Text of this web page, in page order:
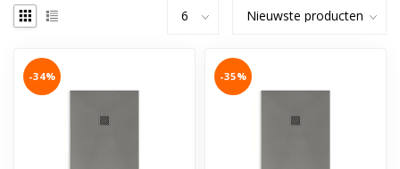
-34% -35%